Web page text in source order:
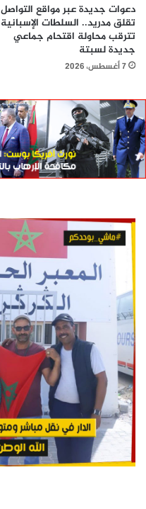
دعوات جديدة عبر مواقع التواصل
تقلق مدريد.. السلطات الإسبانية
تترقب محاولة اقتحام جماعي
جديدة لسبتة
7 أغسطس، 2026